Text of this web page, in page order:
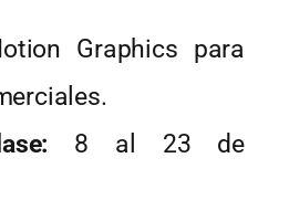
Graphics para
8 al 23 de